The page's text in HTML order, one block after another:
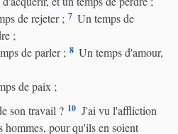
de rejeter ; 7 Un temps de
;
de parler ; 8 Un temps d'amour,
de paix ;
son travail ? 10 J'ai vu l'affliction
pour qu'ils en soient